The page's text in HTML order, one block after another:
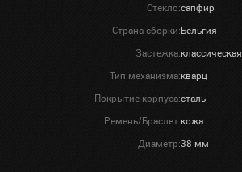
Стекло:сапфир
Страна сборки:Бельгия
Застежка:классическая
Тип механизма:кварц
Покрытие корпуса:сталь
Ремень/Браслет:кожа
Диаметр:38 мм